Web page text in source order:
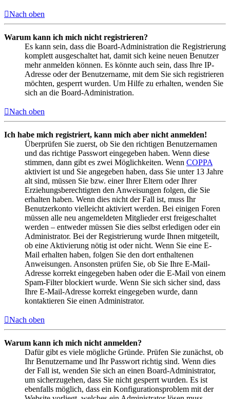
Nach oben
Warum kann ich mich nicht registrieren?
Es kann sein, dass die Board-Administration die Registrierung
komplett ausgeschaltet hat, damit sich keine neuen Benutzer
mehr anmelden können. Es könnte auch sein, dass Ihre IP-
Adresse oder der Benutzername, mit dem Sie sich registrieren
möchten, gesperrt wurden. Um Hilfe zu erhalten, wenden Sie
sich an die Board-Administration.
Nach oben
Ich habe mich registriert, kann mich aber nicht anmelden!
Überprüfen Sie zuerst, ob Sie den richtigen Benutzernamen
und das richtige Passwort eingegeben haben. Wenn diese
stimmen, dann gibt es zwei Möglichkeiten. Wenn COPPA
aktiviert ist und Sie angegeben haben, dass Sie unter 13 Jahre
alt sind, müssen Sie bzw. einer Ihrer Eltern oder Ihrer
Erziehungsberechtigten den Anweisungen folgen, die Sie
erhalten haben. Wenn dies nicht der Fall ist, muss Ihr
Benutzerkonto vielleicht aktiviert werden. Bei einigen Foren
müssen alle neu angemeldeten Mitglieder erst freigeschaltet
werden – entweder müssen Sie dies selbst erledigen oder ein
Administrator. Bei der Registrierung wurde Ihnen mitgeteilt,
ob eine Aktivierung nötig ist oder nicht. Wenn Sie eine E-
Mail erhalten haben, folgen Sie den dort enthaltenen
Anweisungen. Ansonsten prüfen Sie, ob Sie Ihre E-Mail-
Adresse korrekt eingegeben haben oder die E-Mail von einem
Spam-Filter blockiert wurde. Wenn Sie sich sicher sind, dass
Ihre E-Mail-Adresse korrekt eingegeben wurde, dann
kontaktieren Sie einen Administrator.
Nach oben
Warum kann ich mich nicht anmelden?
Dafür gibt es viele mögliche Gründe. Prüfen Sie zunächst, ob
Ihr Benutzername und Ihr Passwort richtig sind. Wenn dies
der Fall ist, wenden Sie sich an einen Board-Administrator,
um sicherzugehen, dass Sie nicht gesperrt wurden. Es ist
ebenfalls möglich, dass ein Konfigurationsproblem mit der